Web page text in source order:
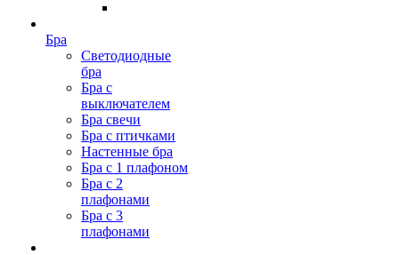
Бра
Светодиодные
бра
Бра с
выключателем
Бра свечи
Бра с птичками
Настенные бра
Бра с 1 плафоном
Бра с 2
плафонами
Бра с 3
плафонами